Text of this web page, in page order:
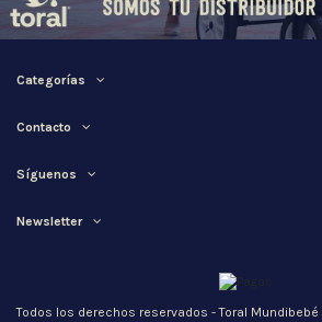
Categorías
Contacto
Síguenos
Newsletter
Todos los derechos reservados - Toral Mundibebé |